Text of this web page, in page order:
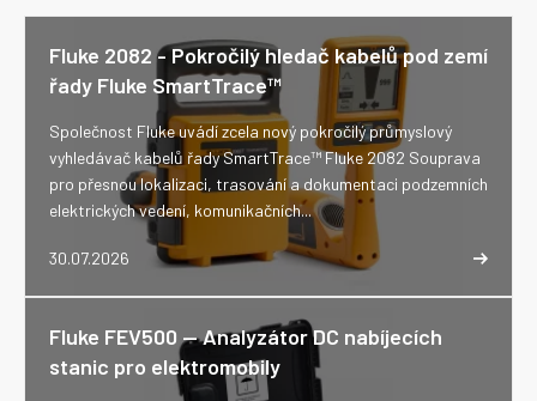
Fluke 2082 - Pokročilý hledač kabelů pod zemí
řady Fluke SmartTrace™
30.07.2026
Společnost Fluke uvádí zcela nový pokročilý průmyslový
vyhledávač kabelů řady SmartTrace™ Fluke 2082 Souprava
pro přesnou lokalizaci, trasování a dokumentaci podzemních
elektrických vedení, komunikačních...
Fluke FEV500 -- Analyzátor DC nabíjecích
stanic pro elektromobily